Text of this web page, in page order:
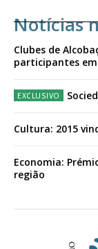
Notícias
Clubes de
participantes
Cultura: 2015
Economia:
região